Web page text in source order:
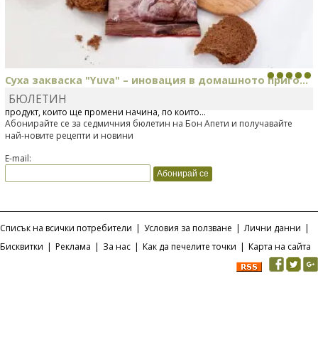
Суха закваска "Yuva" – иновация в домашното приго...
Отскоро Лесафр България стартира предлагането на изцяло нов
продукт, който ще промени начина, по който...
БЮЛЕТИН
Абонирайте се за седмичния бюлетин на Бон Апети и получавайте
най-новите рецепти и новини
E-mail:
Списък на всички потребители | Условия за ползване | Лични данни |
Бисквитки | Реклама | За нас | Как да печелите точки | Карта на сайта